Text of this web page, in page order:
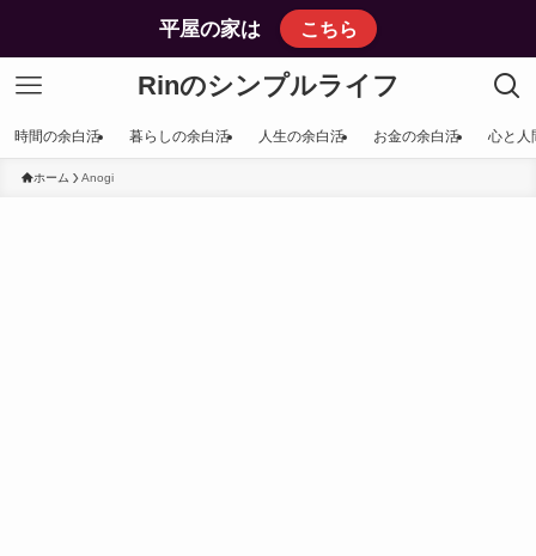
平屋の家は こちら
Rinのシンプルライフ
時間の余白活 暮らしの余白活 人生の余白活 お金の余白活 心と人
ホーム Anogi